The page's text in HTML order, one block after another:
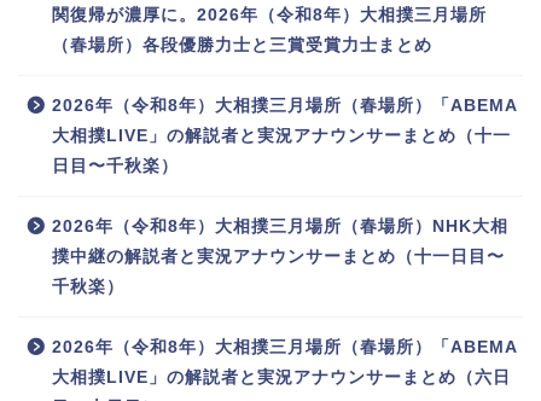
関復帰が濃厚に。2026年（令和8年）大相撲三月場所
（春場所）各段優勝力士と三賞受賞力士まとめ
2026年（令和8年）大相撲三月場所（春場所）「ABEMA
大相撲LIVE」の解説者と実況アナウンサーまとめ（十一
日目〜千秋楽）
2026年（令和8年）大相撲三月場所（春場所）NHK大相
撲中継の解説者と実況アナウンサーまとめ（十一日目〜
千秋楽）
2026年（令和8年）大相撲三月場所（春場所）「ABEMA
大相撲LIVE」の解説者と実況アナウンサーまとめ（六日